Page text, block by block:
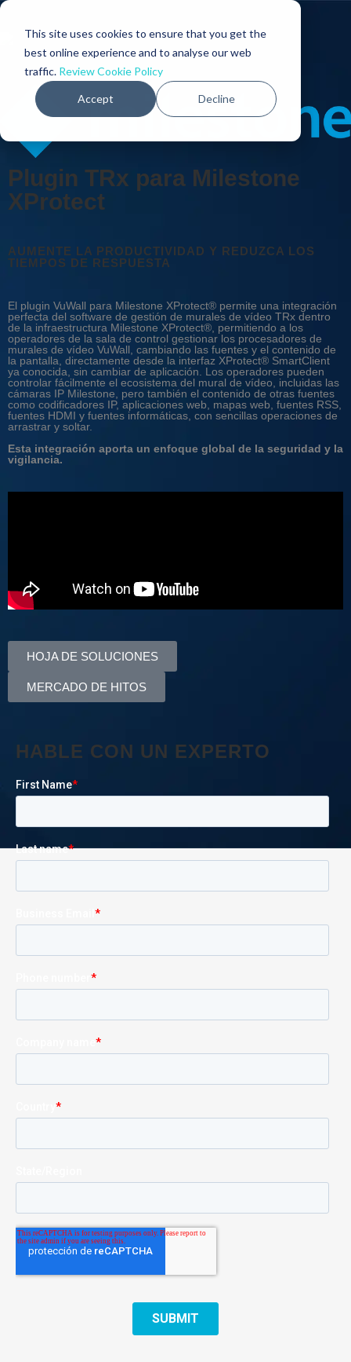
This site uses cookies to ensure that you get the
best online experience and to analyse our web
traffic. Review Cookie Policy
Accept Decline
Plugin TRx para Milestone
XProtect
AUMENTE LA PRODUCTIVIDAD Y REDUZCA LOS
TIEMPOS DE RESPUESTA
El plugin VuWall para Milestone XProtect® permite una integración
perfecta del software de gestión de murales de vídeo TRx dentro
de la infraestructura Milestone XProtect®, permitiendo a los
operadores de la sala de control gestionar los procesadores de
murales de vídeo VuWall, cambiando las fuentes y el contenido de
la pantalla, directamente desde la interfaz XProtect® SmartClient
ya conocida, sin cambiar de aplicación. Los operadores pueden
controlar fácilmente el ecosistema del mural de vídeo, incluidas las
cámaras IP Milestone, pero también el contenido de otras fuentes
como codificadores IP, aplicaciones web, mapas web, fuentes RSS,
fuentes HDMI y fuentes informáticas, con sencillas operaciones de
arrastrar y soltar.
Esta integración aporta un enfoque global de la seguridad y la
vigilancia.
HOJA DE SOLUCIONES
MERCADO DE HITOS
HABLE CON UN EXPERTO